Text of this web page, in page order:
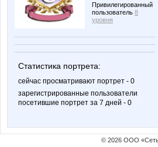
Привилегированный
пользователь 8
уровня
Статистика портрета:
сейчас просматривают портрет - 0
зарегистрированные пользователи
посетившие портрет за 7 дней - 0
© 2026 ООО «Сеть